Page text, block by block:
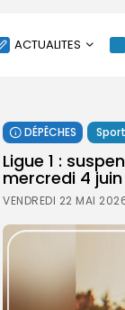
ACTUALITES
SOCIÉTÉ
ÉCONOMIE
CULTURE
ENVIRONNEMENT
INTERNATIONAL
AGENDA
DÉPÊCHES Sport
Ligue 1 :
mercredi 4 juin
VENDREDI 22 MAI